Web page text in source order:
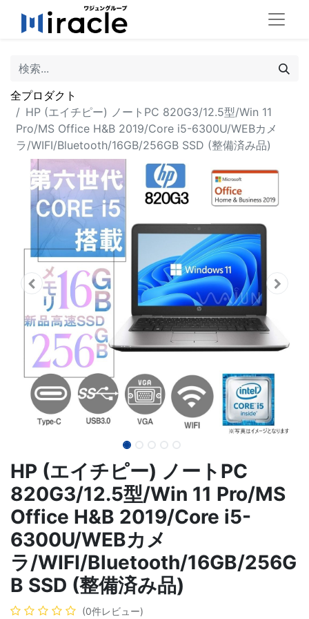
全プロダクト
HP (エイチピー) ノートPC 820G3/12.5型/Win 11
Pro/MS Office H&B 2019/Core i5-6300U/WEBカメ
ラ/WIFI/Bluetooth/16GB/256GB SSD (整備済み品)
HP (エイチピー) ノートPC
820G3/12.5型/Win 11 Pro/MS
Office H&B 2019/Core i5-
6300U/WEBカメ
ラ/WIFI/Bluetooth/16GB/256G
B SSD (整備済み品)
(0件レビュー)